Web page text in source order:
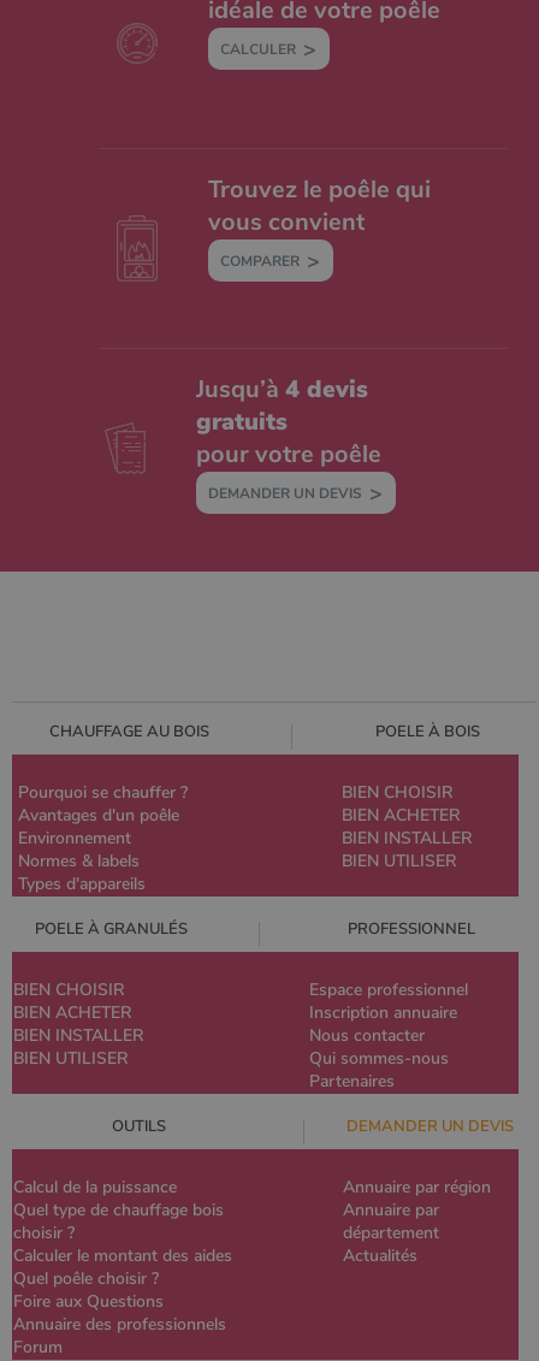
idéale de votre poêle
CALCULER
Trouvez le poêle qui
vous convient
COMPARER
Jusqu’à4 devis
gratuits
pour votre poêle
DEMANDER UN DEVIS
CHAUFFAGE AU BOIS POELE À BOIS
Pourquoi se chauffer ?
Avantages d'un poêle
Environnement
Normes & labels
Types d'appareils
BIEN CHOISIR
BIEN ACHETER
BIEN INSTALLER
BIEN UTILISER
POELE À GRANULÉS PROFESSIONNEL
BIEN CHOISIR
BIEN ACHETER
BIEN INSTALLER
BIEN UTILISER
Espace professionnel
Inscription annuaire
Nous contacter
Qui sommes-nous
Partenaires
OUTILS DEMANDER UN DEVIS
Calcul de la puissance
Quel type de chauffage bois
choisir ?
Calculer le montant des aides
Quel poêle choisir ?
Foire aux Questions
Annuaire des professionnels
Forum
Annuaire par région
Annuaire par
département
Actualités